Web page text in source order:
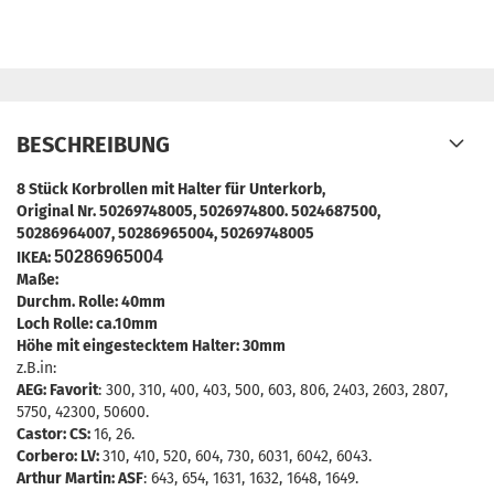
BESCHREIBUNG
8 Stück Korbrollen mit Halter für Unterkorb,
Original Nr. 50269748005, 5026974800. 5024687500,
50286964007,50286965004,50269748005
IKEA:50286965004
Maße:
Durchm. Rolle: 40mm
Loch Rolle: ca.10mm
Höhe mit eingestecktem Halter: 30mm
z.B.in:
AEG: Favorit: 300, 310, 400, 403, 500, 603, 806, 2403, 2603, 2807,
5750, 42300, 50600.
Castor: CS:16, 26.
Corbero: LV:310, 410, 520, 604, 730, 6031, 6042, 6043.
Arthur Martin: ASF: 643, 654, 1631, 1632, 1648, 1649.